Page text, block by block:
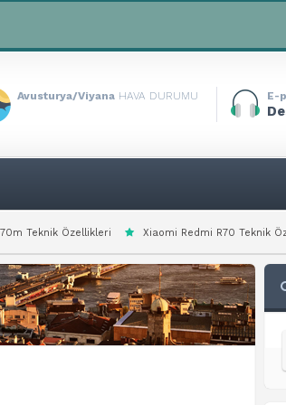
Avusturya/Viyana HAVA DURUMU E-
Xiaomi Redmi R70 Teknik Özellikleri